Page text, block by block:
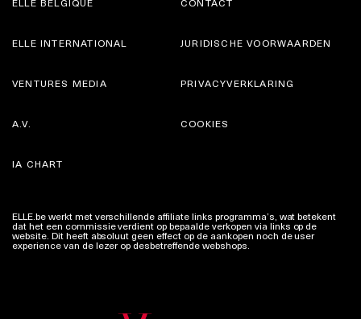
ELLE INTERNATIONAL
VENTURES MEDIA
JURIDISCHE VOORWAARDEN
PRIVACYVERKLARING
A.V.
IA CHART
COOKIES
ELLE.be werkt met verschillende affiliate links programma’s, wat betekent
dat het een commissie verdient op bepaalde verkopen via links op de
website. Dit heeft absoluut geen effect op de aankopen noch de user
experience van de lezer op desbetreffende webshops.